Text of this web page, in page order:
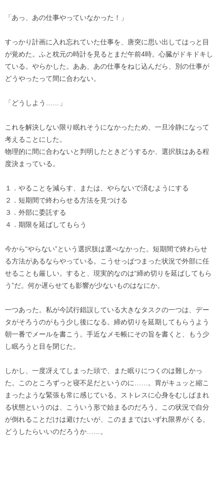
「あっ、あの仕事やっていなかった！」
すっかり計画に入れ忘れていた仕事を、唐突に思い出してはっと目
が覚めた。ふと枕元の時計を見るとまだ午前4時。心臓がドキドキし
ている。やらかした。ああ、あの仕事をねじ込んだら、別の仕事が
どうやったって間に合わない。
「どうしよう……」
これを解決しない限り眠れそうになかったため、一旦冷静になって
考えることにした。
物理的に間に合わないと判明したときどうするか、選択肢はある程
度決まっている。
１．やることを減らす、または、やらないで済むようにする
２．短期間で終わらせる方法を見つける
３．外部に委託する
４．期限を延ばしてもらう
今から“やらない”という選択肢は選べなかった。短期間で終わらせ
る方法があるならやっている。こうせっぱつまった状況で外部に任
せることも厳しい。すると、現実的なのは“締め切りを延ばしてもら
う”だ。何か遅らせても影響が少ないものはなにか。
一つあった。私が今試行錯誤している大きなタスクの一つは、デー
タがそろうのがもう少し後になる。締め切りを延期してもらうよう
朝一番でメールを書こう。手近なメモ帳にその旨を書くと、もう少
し眠ろうと目を閉じた。
しかし、一度冴えてしまった頭で、また眠りにつくのは難しかっ
た。このところずっと寝不足だというのに……。胃がキュッと縮こ
まったような緊張も常に感じている。ストレスに心身をむしばまれ
る状態というのは、こういう形で始まるのだろう。この状況で自分
が倒れることだけは避けたいが、このままではいずれ限界がくる。
どうしたらいいのだろうか……。